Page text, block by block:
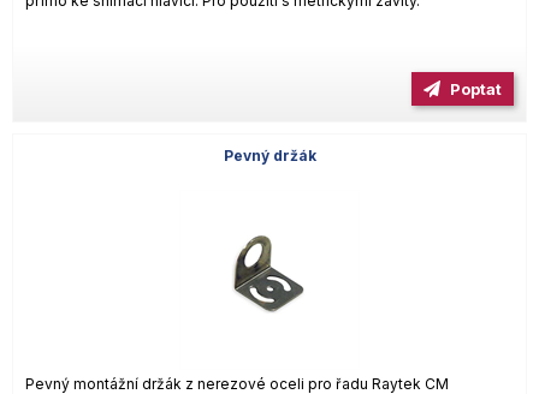
Poptat
Pevný držák
Pevný montážní držák z nerezové oceli pro řadu Raytek CM